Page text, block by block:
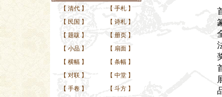
【 清代 】 【 手札 】
【 民国 】 【 诗札 】
【 题跋 】 【 册页 】
【 小品 】 【 扇面 】
【 横幅 】 【 条幅 】
【 对联 】 【 中堂 】
【 手卷 】 【 斗方 】